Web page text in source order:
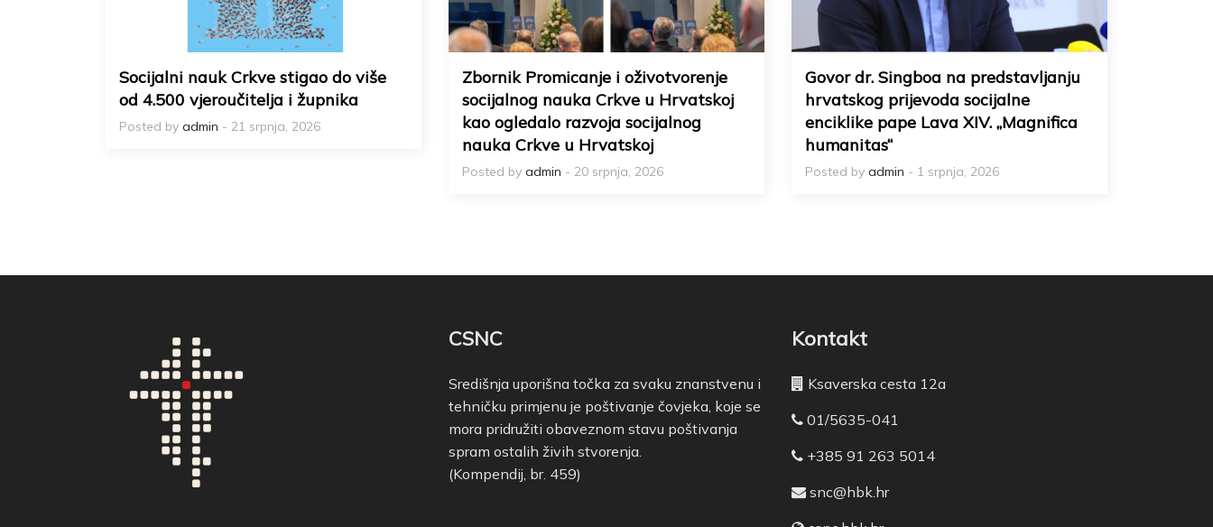
Socijalni nauk Crkve stigao do više
od 4.500 vjeroučitelja i župnika
Posted by admin - 21 srpnja, 2026
Zbornik Promicanje i oživotvorenje
socijalnog nauka Crkve u Hrvatskoj
kao ogledalo razvoja socijalnog
nauka Crkve u Hrvatskoj
Posted by admin - 20 srpnja, 2026
Govor dr. Singboa na predstavljanju
hrvatskog prijevoda socijalne
enciklike pape Lava XIV. „Magnifica
humanitas“
Posted by admin - 1 srpnja, 2026
CSNC
Središnja uporišna točka za svaku znanstvenu i
tehničku primjenu je poštivanje čovjeka, koje se
mora pridružiti obaveznom stavu poštivanja
spram ostalih živih stvorenja.
(Kompendij, br. 459)
Kontakt
Ksaverska cesta 12a
01/5635-041
+385 91 263 5014
snc@hbk.hr